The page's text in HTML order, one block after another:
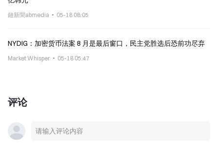
鏈新聞abmedia 05-18 08:05
NYDIG：加密货币法案 8 月是最后窗口，民主党胜选后恐前功尽弃
Market Whisper 05-18 05:47
评论